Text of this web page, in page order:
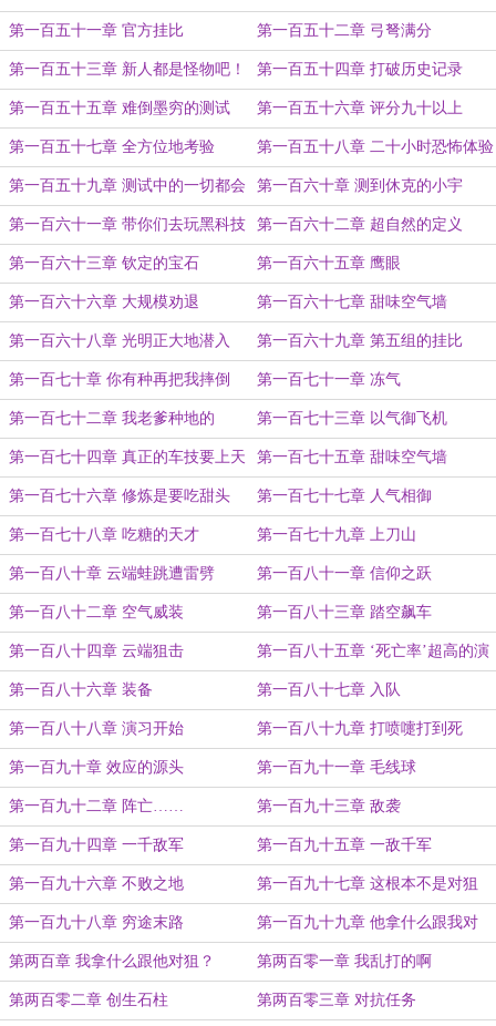
第一百五十一章 官方挂比 第一百五十二章 弓弩满分
第一百五十三章 新人都是怪物吧！ 第一百五十四章 打破历史记录
第一百五十五章 难倒墨穷的测试 第一百五十六章 评分九十以上
第一百五十七章 全方位地考验 第一百五十八章 二十小时恐怖体验
第一百五十九章 测试中的一切都会
发生
第一百六十章 测到休克的小宇
第一百六十一章 带你们去玩黑科技 第一百六十二章 超自然的定义
第一百六十三章 钦定的宝石 第一百六十五章 鹰眼
第一百六十六章 大规模劝退 第一百六十七章 甜味空气墙
第一百六十八章 光明正大地潜入 第一百六十九章 第五组的挂比
第一百七十章 你有种再把我摔倒 第一百七十一章 冻气
第一百七十二章 我老爹种地的 第一百七十三章 以气御飞机
第一百七十四章 真正的车技要上天 第一百七十五章 甜味空气墙
第一百七十六章 修炼是要吃甜头
的！
第一百七十七章 人气相御
第一百七十八章 吃糖的天才 第一百七十九章 上刀山
第一百八十章 云端蛙跳遭雷劈 第一百八十一章 信仰之跃
第一百八十二章 空气威装 第一百八十三章 踏空飙车
第一百八十四章 云端狙击 第一百八十五章 ‘死亡率’超高的演
习
第一百八十六章 装备 第一百八十七章 入队
第一百八十八章 演习开始 第一百八十九章 打喷嚏打到死
第一百九十章 效应的源头 第一百九十一章 毛线球
第一百九十二章 阵亡…… 第一百九十三章 敌袭
第一百九十四章 一千敌军 第一百九十五章 一敌千军
第一百九十六章 不败之地 第一百九十七章 这根本不是对狙
第一百九十八章 穷途末路 第一百九十九章 他拿什么跟我对
狙？
第两百章 我拿什么跟他对狙？ 第两百零一章 我乱打的啊
第两百零二章 创生石柱 第两百零三章 对抗任务